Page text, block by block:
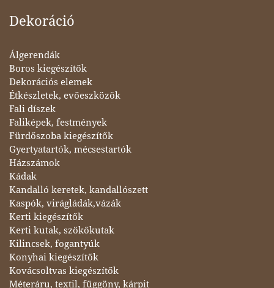
Dekoráció
Álgerendák
Boros kiegészítők
Dekorációs elemek
Étkészletek, evőeszközök
Fali díszek
Faliképek, festmények
Fürdőszoba kiegészítők
Gyertyatartók, mécsestartók
Házszámok
Kádak
Kandalló keretek, kandallószett
Kaspók, virágládák,vázák
Kerti kiegészítők
Kerti kutak, szökőkutak
Kilincsek, fogantyúk
Konyhai kiegészítők
Kovácsoltvas kiegészítők
Méteráru, textil, függöny, kárpit